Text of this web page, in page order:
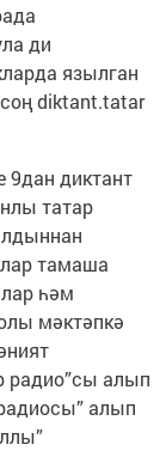
ди
язылган
diktant.tatar
9дан диктант
татар
тамаша
һәм
мәктәпкә
радио”сы алып
алып